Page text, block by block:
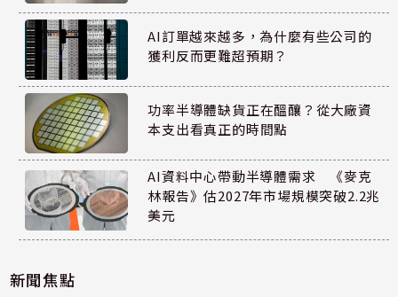
AI訂單越來越多，為什麼有些公司的
獲利反而更難超預期？
功率半導體缺貨正在醞釀？從大廠資
本支出看真正的時間點
AI資料中心帶動半導體需求 《麥克
林報告》估2027年市場規模突破2.2兆
美元
新聞焦點